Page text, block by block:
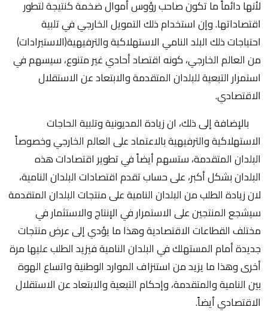
لأنها دائماً ما تكون صاحب رؤوس أموال ضخمة كنتيجة لتطور
اقتصاداتها. وإن استخدام ذلك التمويل الخارجي في تلبية
احتياجات ذلك البلد النامي الاستهلاكية والترفيهية(الاستيرادات)
من العالم الخارجي، كونه اقتصاد أحادي غير متنوع، سيسهم في
استمرار التبعية للبلدان المتقدمة والابتعاد عن الاستقلال
الاقتصادي.
بالإضافة إلى ذلك، ان زيادة المديونية وتلبية الحاجات
الاستهلاكية والترفيهية بالاعتماد على العالم الخارجي وخصوصاً
البلدان المتقدمة، ستسهم أيضاً في تطوير اقتصادات هذه
البلدان بشكل أكبر، على حساب تقدم اقتصادات البلدان النامية،
لان زيادة الطلب من البلدان النامية على منتجات البلدان المتقدمة
سيشجع المنتجين على الاستمرار في الإنتاج والاستثمار في
مختلف القطاعات الاقتصادية وهذا ما يؤدي إلى عرض منتجات
جديدة أمام المستهلك في البلدان النامية فيزيد الطلب عليها مرة
أخرى وهذا ما يزيد من استنزاف الموارد الوطنية واتساع الهوة
بين النامية والمتقدمة، وإحكام التبعية والابتعاد عن الاستقلال
الاقتصادي أيضاً.